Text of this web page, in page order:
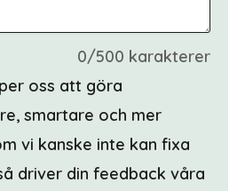
0/500 karakterer
oss att göra
smartare och mer
vi kanske inte kan fixa
driver din feedback våra